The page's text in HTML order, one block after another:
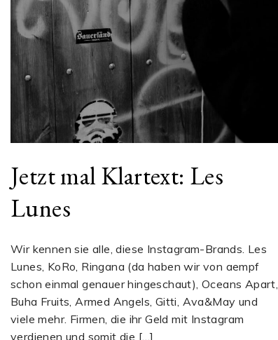
Jetzt mal Klartext: Les
Lunes
Wir kennen sie alle, diese Instagram-Brands. Les
Lunes, KoRo, Ringana (da haben wir von aempf
schon einmal genauer hingeschaut), Oceans Apart,
Buha Fruits, Armed Angels, Gitti, Ava&May und
viele mehr. Firmen, die ihr Geld mit Instagram
verdienen und somit die […]